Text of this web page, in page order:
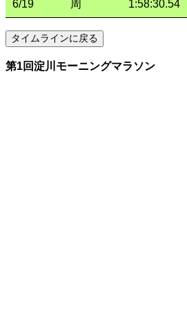
6/19 周 1:58:30.54
第1回淀川モーニングマラソン